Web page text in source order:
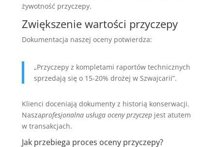
żywotność przyczepy.
Zwiększenie wartości przyczepy
Dokumentacja naszej oceny potwierdza:
„Przyczepy z kompletami raportów technicznych
sprzedają się o 15-20% drożej w Szwajcarii”.
Klienci doceniają dokumenty z historią konserwacji.
Naszaprofesjonalna usługa oceny przyczepjest atutem
w transakcjach.
Jak przebiega proces oceny przyczepy?